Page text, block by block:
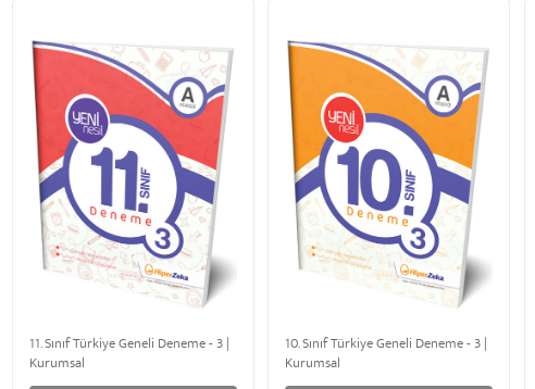
11. Sınıf Türkiye Geneli Deneme - 3 |
Kurumsal
10. Sınıf Türkiye Geneli Deneme - 3 |
Kurumsal